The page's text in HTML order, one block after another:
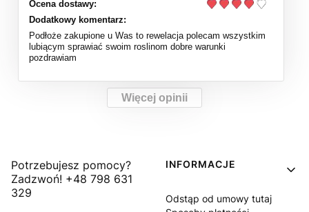
Ocena dostawy:
Dodatkowy komentarz:
Podłoże zakupione u Was to rewelacja polecam wszystkim
lubiącym sprawiać swoim roslinom dobre warunki
pozdrawiam
Więcej opinii
Potrzebujesz pomocy?
Zadzwoń! +48 798 631
329
Linki w stopce
INFORMACJE
Odstąp od umowy tutaj